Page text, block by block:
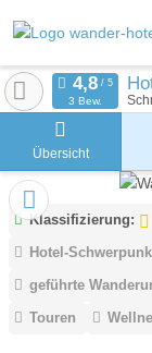
3 Bew.
Übersicht
Klassifizierung:
Hotel-
geführte
Touren